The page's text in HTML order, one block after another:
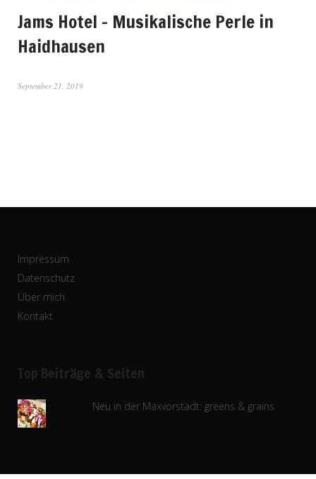
Jams Hotel – Musikalische Perle in
Haidhausen
September 21, 2019
Impressum
Datenschutz
Über mich
Kontakt
Top Beiträge & Seiten
Neu in der Maxvorstadt: greens & grains